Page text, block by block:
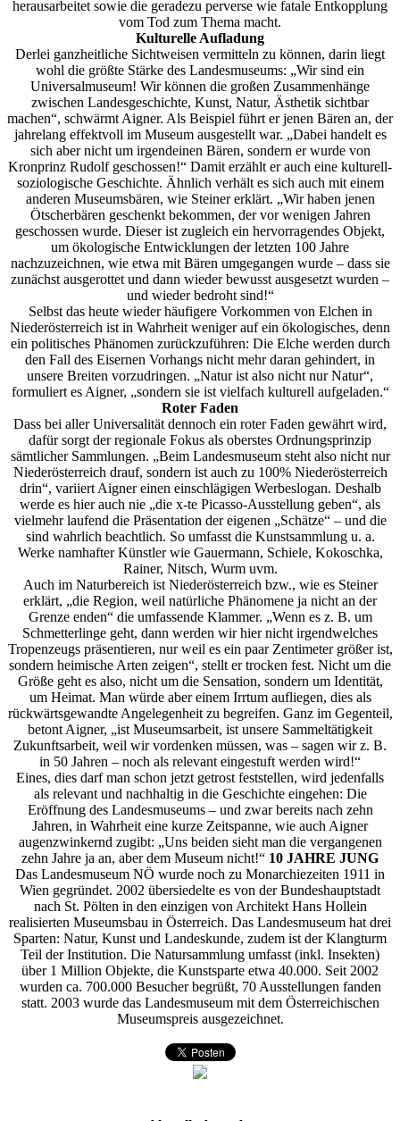
herausarbeitet sowie die geradezu perverse wie fatale Entkopplung
vom Tod zum Thema macht.
Kulturelle Aufladung
Derlei ganzheitliche Sichtweisen vermitteln zu können, darin liegt
wohl die größte Stärke des Landesmuseums: „Wir sind ein
Universalmuseum! Wir können die großen Zusammenhänge
zwischen Landesgeschichte, Kunst, Natur, Ästhetik sichtbar
machen“, schwärmt Aigner. Als Beispiel führt er jenen Bären an, der
jahrelang effektvoll im Museum ausgestellt war. „Dabei handelt es
sich aber nicht um irgendeinen Bären, sondern er wurde von
Kronprinz Rudolf geschossen!“ Damit erzählt er auch eine kulturell-
soziologische Geschichte. Ähnlich verhält es sich auch mit einem
anderen Museumsbären, wie Steiner erklärt. „Wir haben jenen
Ötscherbären geschenkt bekommen, der vor wenigen Jahren
geschossen wurde. Dieser ist zugleich ein hervorragendes Objekt,
um ökologische Entwicklungen der letzten 100 Jahre
nachzuzeichnen, wie etwa mit Bären umgegangen wurde – dass sie
zunächst ausgerottet und dann wieder bewusst ausgesetzt wurden –
und wieder bedroht sind!“
Selbst das heute wieder häufigere Vorkommen von Elchen in
Niederösterreich ist in Wahrheit weniger auf ein ökologisches, denn
ein politisches Phänomen zurückzuführen: Die Elche werden durch
den Fall des Eisernen Vorhangs nicht mehr daran gehindert, in
unsere Breiten vorzudringen. „Natur ist also nicht nur Natur“,
formuliert es Aigner, „sondern sie ist vielfach kulturell aufgeladen.“
Roter Faden
Dass bei aller Universalität dennoch ein roter Faden gewährt wird,
dafür sorgt der regionale Fokus als oberstes Ordnungsprinzip
sämtlicher Sammlungen. „Beim Landesmuseum steht also nicht nur
Niederösterreich drauf, sondern ist auch zu 100% Niederösterreich
drin“, variiert Aigner einen einschlägigen Werbeslogan. Deshalb
werde es hier auch nie „die x-te Picasso-Ausstellung geben“, als
vielmehr laufend die Präsentation der eigenen „Schätze“ – und die
sind wahrlich beachtlich. So umfasst die Kunstsammlung u. a.
Werke namhafter Künstler wie Gauermann, Schiele, Kokoschka,
Rainer, Nitsch, Wurm uvm.
Auch im Naturbereich ist Niederösterreich bzw., wie es Steiner
erklärt, „die Region, weil natürliche Phänomene ja nicht an der
Grenze enden“ die umfassende Klammer. „Wenn es z. B. um
Schmetterlinge geht, dann werden wir hier nicht irgendwelches
Tropenzeugs präsentieren, nur weil es ein paar Zentimeter größer ist,
sondern heimische Arten zeigen“, stellt er trocken fest. Nicht um die
Größe geht es also, nicht um die Sensation, sondern um Identität,
um Heimat. Man würde aber einem Irrtum aufliegen, dies als
rückwärtsgewandte Angelegenheit zu begreifen. Ganz im Gegenteil,
betont Aigner, „ist Museumsarbeit, ist unsere Sammeltätigkeit
Zukunftsarbeit, weil wir vordenken müssen, was – sagen wir z. B.
in 50 Jahren – noch als relevant eingestuft werden wird!“
Eines, dies darf man schon jetzt getrost feststellen, wird jedenfalls
als relevant und nachhaltig in die Geschichte eingehen: Die
Eröffnung des Landesmuseums – und zwar bereits nach zehn
Jahren, in Wahrheit eine kurze Zeitspanne, wie auch Aigner
augenzwinkernd zugibt: „Uns beiden sieht man die vergangenen
zehn Jahre ja an, aber dem Museum nicht!“ 10 JAHRE JUNG
Das Landesmuseum NÖ wurde noch zu Monarchiezeiten 1911 in
Wien gegründet. 2002 übersiedelte es von der Bundeshauptstadt
nach St. Pölten in den einzigen von Architekt Hans Hollein
realisierten Museumsbau in Österreich. Das Landesmuseum hat drei
Sparten: Natur, Kunst und Landeskunde, zudem ist der Klangturm
Teil der Institution. Die Natursammlung umfasst (inkl. Insekten)
über 1 Million Objekte, die Kunstsparte etwa 40.000. Seit 2002
wurden ca. 700.000 Besucher begrüßt, 70 Ausstellungen fanden
statt. 2003 wurde das Landesmuseum mit dem Österreichischen
Museumspreis ausgezeichnet.